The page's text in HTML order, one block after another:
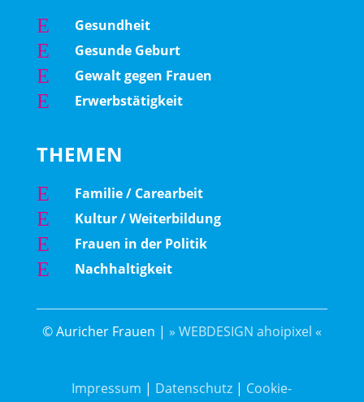
E Gesundheit
E Gesunde Geburt
E Gewalt gegen Frauen
E Erwerbstätigkeit
THEMEN
E Familie / Carearbeit
E Kultur / Weiterbildung
E Frauen in der Politik
E Nachhaltigkeit
© Auricher Frauen | » WEBDESIGN ahoipixel «
Impressum | Datenschutz | Cookie-